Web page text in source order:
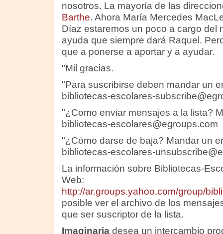
nosotros. La mayoría de las
Barthe. Ahora María Mercedes
Díaz estaremos un poco a cargo del
ayuda que siempre dará Raquel.
que a ponerse a aportar y a ayudar.
"Mil gracias.
"Para suscribirse deben mandar un
bibliotecas-escolares-
"¿Como enviar mensajes a la lista?
bibliotecas-escolares@egroups.com
"¿Cómo darse de baja? Mandar un
bibliotecas-escolares-
La información sobre Bibliotecas-
Web:
http://ar.groups.yahoo.com/group/
posible ver el archivo de los
que ser suscriptor de la lista.
Imaginaria desea un intercambio